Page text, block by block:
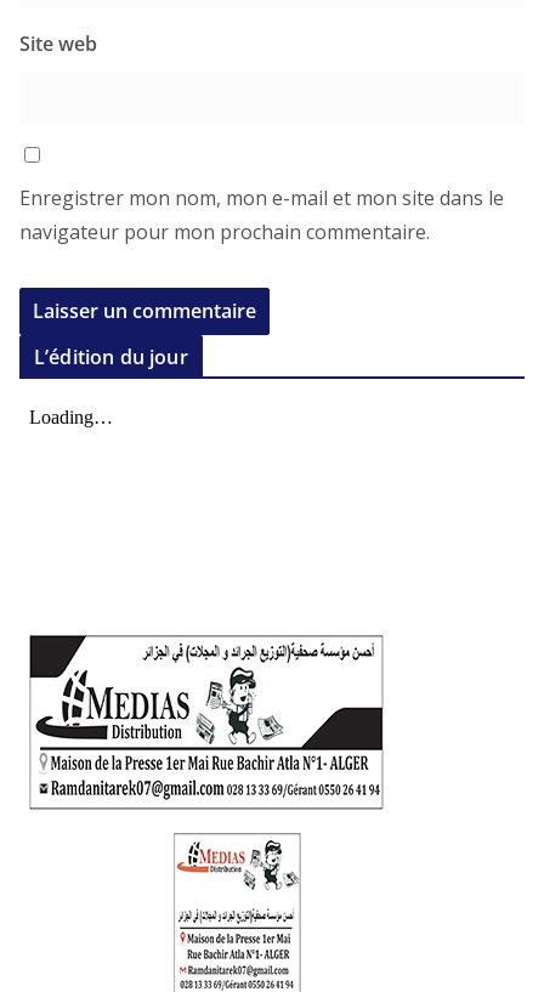
Site web
Enregistrer mon nom, mon e-mail et mon site dans le
navigateur pour mon prochain commentaire.
L’édition du jour